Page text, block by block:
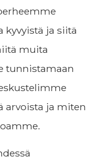
kyvyistä ja siitä
muita
tunnistamaan
arvoista ja miten